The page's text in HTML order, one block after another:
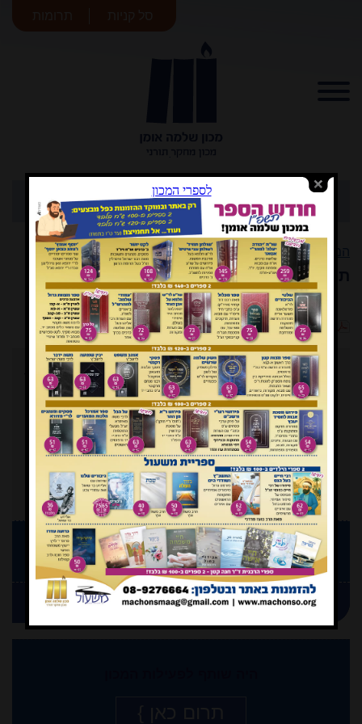
אומן
המעין
>גליון טבת תשע"ט >
תגובות והערות
הורדת קובץ PDF
המעין ישן יותר
תמוז
תשפ"ו
258
ניסן
תשפ"ו
257
הצטרף כמנוי
וקבל גליון ראשון חינם
חידוש המנוי